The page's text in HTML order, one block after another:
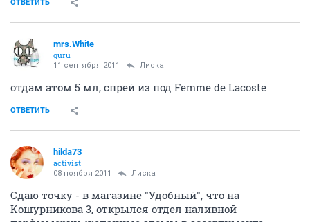
ОТВЕТИТЬ
mrs.White
guru
11 сентября 2011 Лиска
отдам атом 5 мл, спрей из под Femme de Lacoste
ОТВЕТИТЬ
hilda73
activist
08 ноября 2011 Лиска
Сдаю точку - в магазине "Удобный", что на
Кошурникова 3, открылся отдел наливной